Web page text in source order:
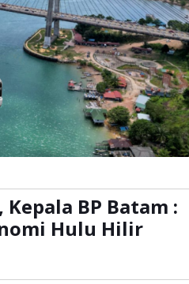
BP Batam :
Hulu Hilir